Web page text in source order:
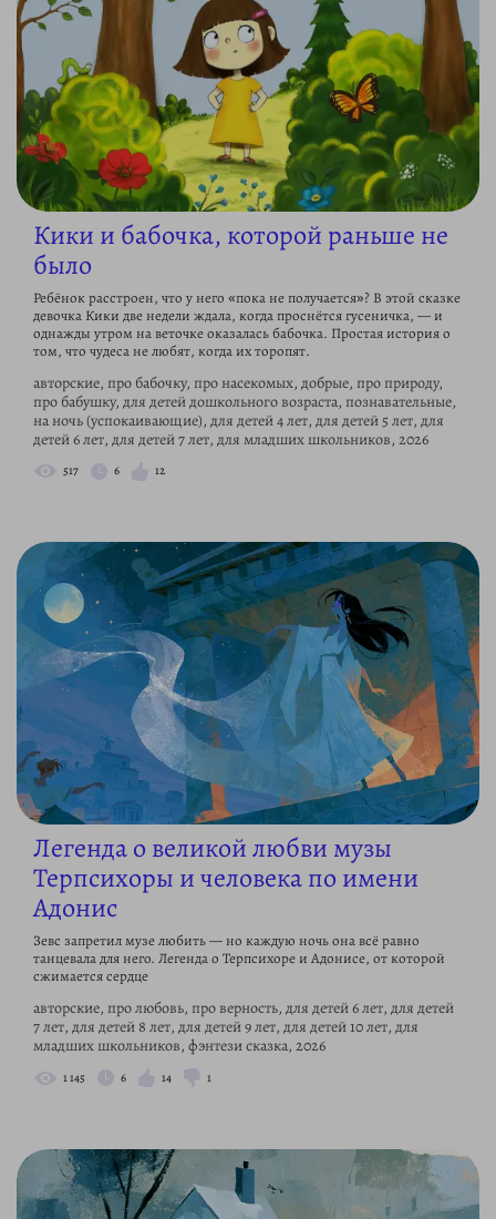
Кики и бабочка, которой раньше не
было
Ребёнок расстроен, что у него «пока не получается»? В этой сказке
девочка Кики две недели ждала, когда проснётся гусеничка, — и
однажды утром на веточке оказалась бабочка. Простая история о
том, что чудеса не любят, когда их торопят.
авторские, про бабочку, про насекомых, добрые, про природу,
про бабушку, для детей дошкольного возраста, познавательные,
на ночь (успокаивающие), для детей 4 лет, для детей 5 лет, для
детей 6 лет, для детей 7 лет, для младших школьников, 2026
517 6 12
Легенда о великой любви музы
Терпсихоры и человека по имени
Адонис
Зевс запретил музе любить — но каждую ночь она всё равно
танцевала для него. Легенда о Терпсихоре и Адонисе, от которой
сжимается сердце
авторские, про любовь, про верность, для детей 6 лет, для детей
7 лет, для детей 8 лет, для детей 9 лет, для детей 10 лет, для
младших школьников, фэнтези сказка, 2026
1 145 6 14 1